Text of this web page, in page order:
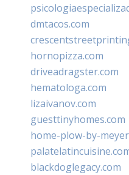
dmtacos.com
hornopizza.com
driveadragster.com
hematologa.com
lizaivanov.com
guesttinyhomes.com
home-plow-by-
blackdoglegacy.com